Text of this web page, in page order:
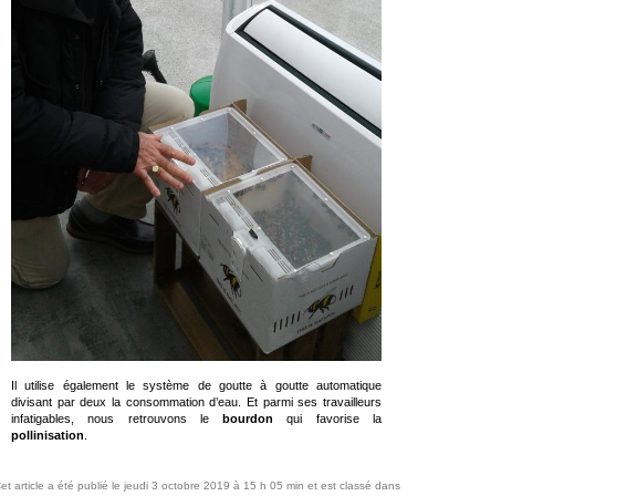
Il utilise également le système de goutte à goutte automatique
divisant par deux la consommation d’eau. Et parmi ses travailleurs
infatigables, nous retrouvons lebourdon qui favorise la
pollinisation
article a été publié le jeudi 3 octobre 2019 à 15 h 05 min et est classé dans